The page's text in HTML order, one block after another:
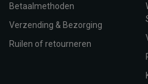
Betaalmethoden
Verzending & Bezorging
Ruilen of retourneren